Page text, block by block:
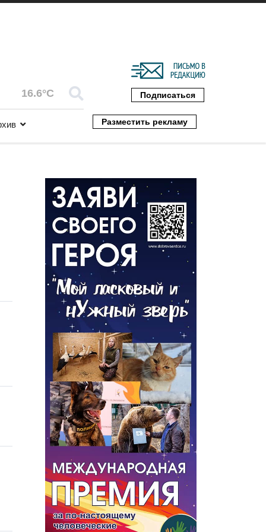
16.6°C Подписаться
Разместить рекламу